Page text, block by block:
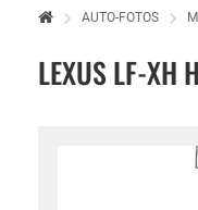
AUTO-FOTOS
LEXUS LF-XH